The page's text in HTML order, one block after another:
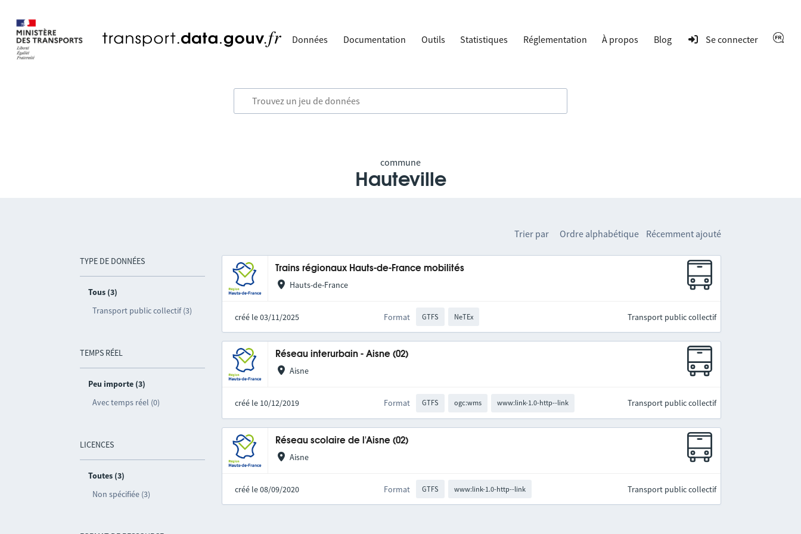
Données Documentation Outils Statistiques Réglementation À propos Blog Se connecter
commune
Hauteville
TYPE DE DONNÉES
Tous (3)
Transport public collectif (3)
TEMPS RÉEL
Peu importe (3)
Avec temps réel (0)
LICENCES
Toutes (3)
Non spécifiée (3)
Trier par Ordre alphabétique Récemment ajouté
Trains régionaux Hauts-de-France mobilités
Hauts-de-France
créé le 03/11/2025 Format GTFS NeTEx Transport public collectif
Réseau interurbain - Aisne (02)
Aisne
créé le 10/12/2019 Format GTFS ogc:wms www:link-1.0-http--link Transport public collectif
Réseau scolaire de l'Aisne (02)
Aisne
créé le 08/09/2020 Format GTFS www:link-1.0-http--link Transport public collectif